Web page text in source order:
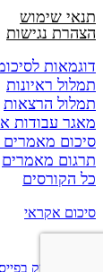
תנאי שימוש
הצהרת נגישות
דוגמאות
תמלול ראיונות
תמלול הרצאות
מאגר עבודות
סיכום מאמרים
תרגום מאמרים
כל הקורסים
סיכום אקראי
עשו לנו לייק